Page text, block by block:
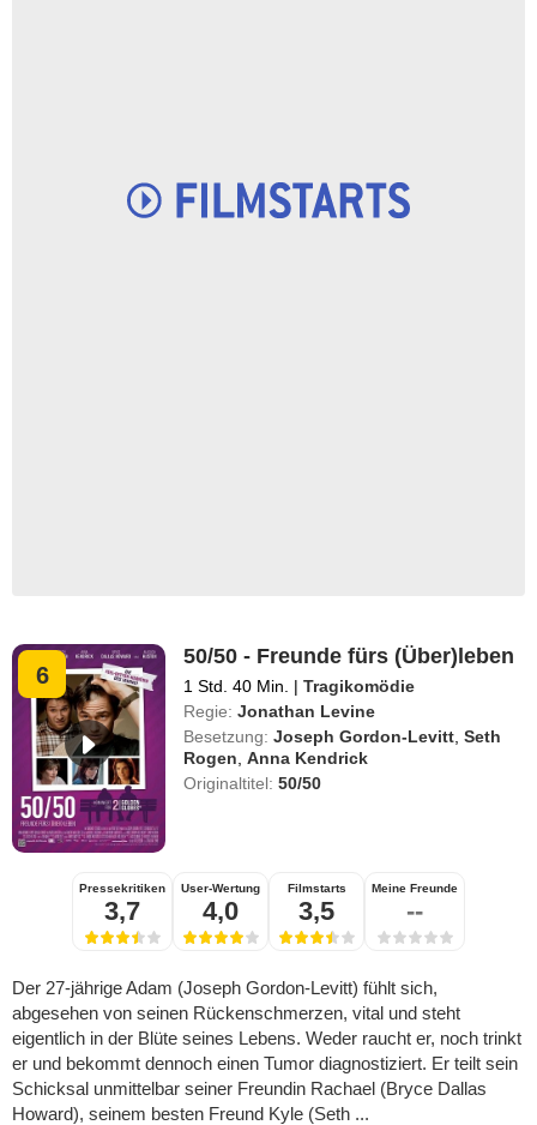
6
50/50 - Freunde fürs (Über)leben
1 Std. 40 Min. | Tragikomödie
Regie: Jonathan Levine
Besetzung: Joseph Gordon-Levitt ,Seth
Rogen ,Anna Kendrick
Originaltitel:50/50
Pressekritiken
3,7
User-Wertung
4,0
Filmstarts
3,5
Meine Freunde
--
Der 27-jährige Adam (Joseph Gordon-Levitt) fühlt sich,
abgesehen von seinen Rückenschmerzen, vital und steht
eigentlich in der Blüte seines Lebens. Weder raucht er, noch trinkt
er und bekommt dennoch einen Tumor diagnostiziert. Er teilt sein
Schicksal unmittelbar seiner Freundin Rachael (Bryce Dallas
Howard), seinem besten Freund Kyle (Seth ...